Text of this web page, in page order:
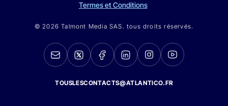
Termes et Conditions
© 2026 Talmont Media SAS. tous droits réservés.
TOUSLESCONTACTS@ATLANTICO.FR